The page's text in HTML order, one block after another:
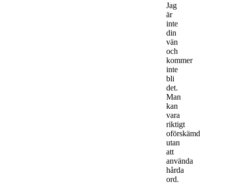
Jag
är
inte
din
vän
och
kommer
inte
bli
det.
Man
kan
vara
riktigt
oförskämd
utan
att
använda
hårda
ord.